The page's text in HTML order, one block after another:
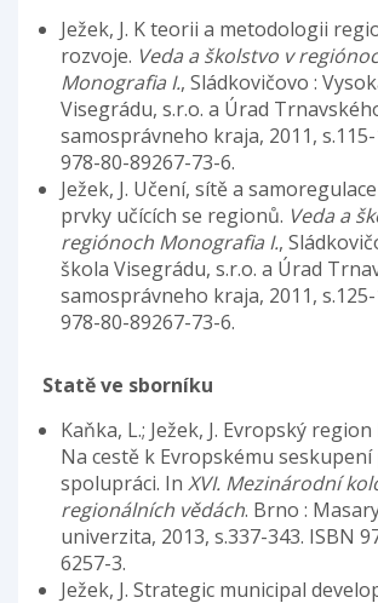
Ježek, J. K teorii a metodologii
rozvoje. Veda a školstvo v
Monografia I., Sládkovičovo :
Visegrádu, s.r.o. a Úrad
samosprávneho kraja, 2011, s.115-
978-80-89267-73-6.
Ježek, J. Učení, sítě a
prvky učících se regionů. Veda a
regiónoch Monografia I.,
škola Visegrádu, s.r.o. a Úrad
samosprávneho kraja, 2011, s.125-
978-80-89267-73-6.
Statě ve sborníku
Kaňka, L.; Ježek, J. Evropský
Na cestě k Evropskému
spolupráci. In XVI. Mezinárodní
regionálních vědách. Brno :
univerzita, 2013, s.337-343. ISBN
6257-3.
Ježek, J. Strategic municipal